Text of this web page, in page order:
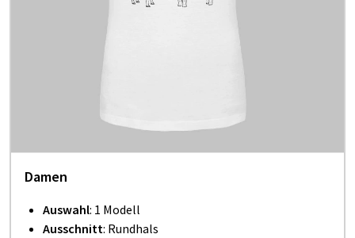
Damen
Auswahl: 1 Modell
Ausschnitt: Rundhals